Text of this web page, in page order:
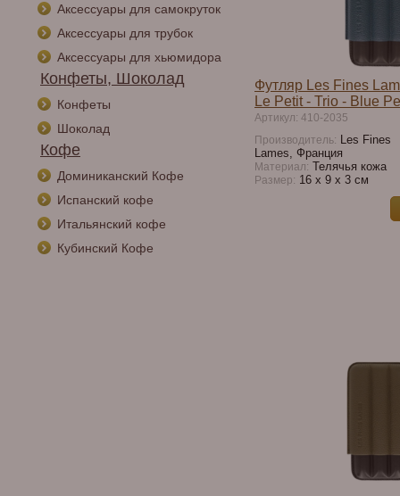
Аксессуары для самокруток
Аксессуары для трубок
Аксессуары для хьюмидора
Конфеты, Шоколад
Конфеты
Шоколад
Кофе
Доминиканский Кофе
Испанский кофе
Итальянский кофе
Кубинский Кофе
Футляр Les Fines
Le Petit - Trio - Blue
Артикул: 410-2035
Производитель: Les Fines
Lames, Франция
Материал: Телячья кожа
Размер: 16 х 9 х 3 см